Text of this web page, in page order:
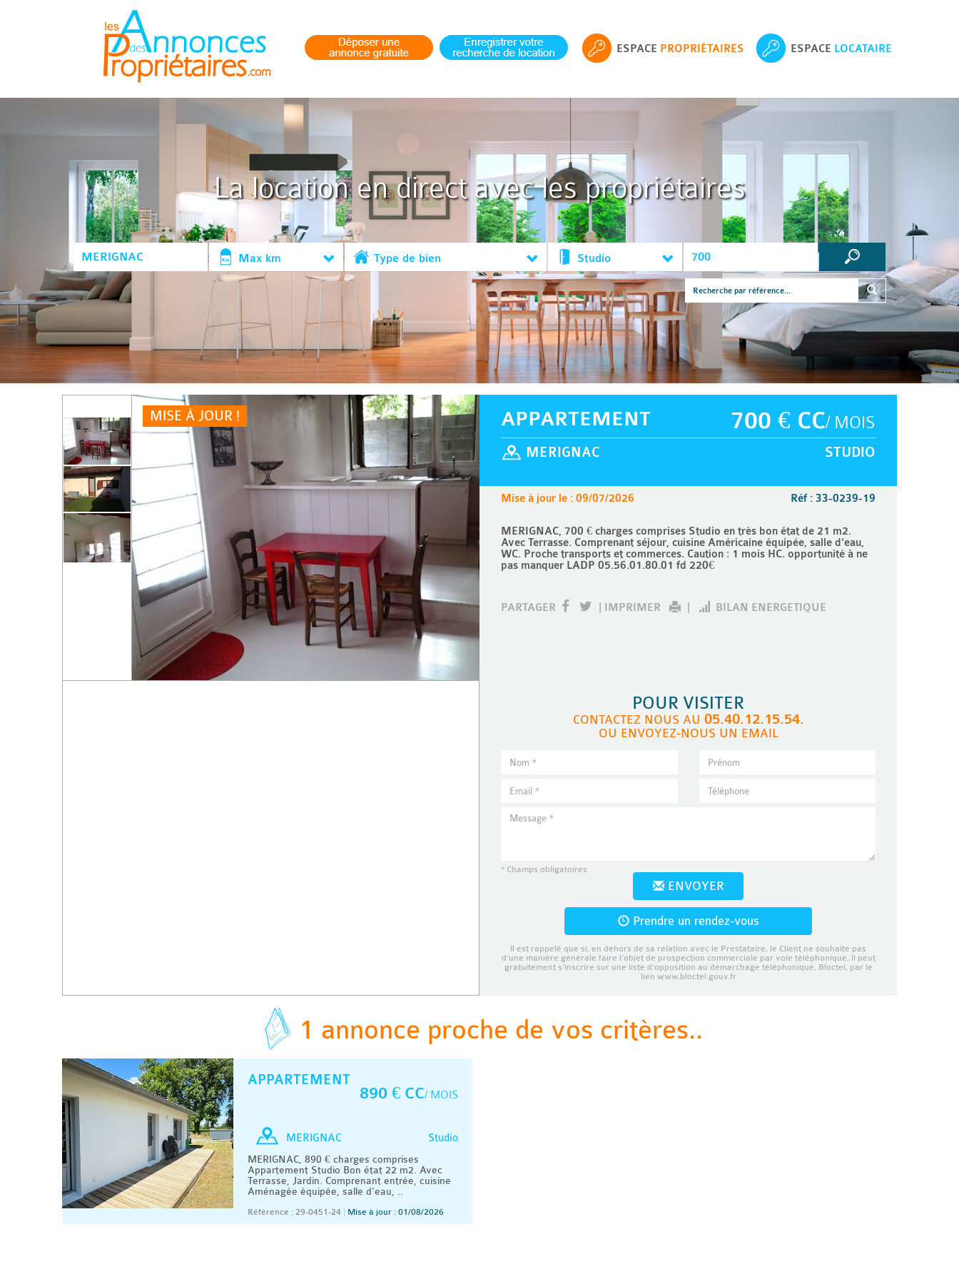
ESPACE PROPRIÉTAIRES ESPACE LOCATAIRE
La location en direct avec les propriétaires
Max km Type de bien Studio
MISE À JOUR ! 700 € CC/ MOIS
APPARTEMENT
STUDIO
MERIGNAC
Réf : 33-0239-19
Mise à jour le : 09/07/2026
MERIGNAC, 700 € charges comprises Studio en très bon état de 21 m2.
Avec Terrasse. Comprenant séjour, cuisine Américaine équipée, salle d'eau,
WC. Proche transports et commerces. Caution : 1 mois HC. opportunité à ne
pas manquer LADP 05.56.01.80.01 fd 220€
PARTAGER IMPRIMER BILAN ENERGETIQUE
POUR VISITER
CONTACTEZ NOUS AU 05.40.12.15.54.
OU ENVOYEZ-NOUS UN EMAIL
* Champs obligatoires
ENVOYER
Prendre un rendez-vous
Il est rappelé que si, en dehors de sa relation avec le Prestataire, le Client ne souhaite pas
d’une manière générale faire l’objet de prospection commerciale par voie téléphonique, il peut
gratuitement s’inscrire sur une liste d’opposition au démarchage téléphonique, Bloctel, par le
lien www.bloctel.gouv.fr
1 annonce proche de vos critères..
APPARTEMENT
890 € CC/ MOIS
Studio
MERIGNAC
MERIGNAC, 890 € charges comprises
Appartement Studio Bon état 22 m2. Avec
Terrasse, Jardin. Comprenant entrée, cuisine
Aménagée équipée, salle d'eau, ..
Référence : 29-0451-24| Mise à jour : 01/08/2026